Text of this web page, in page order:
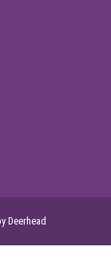
Deerhead